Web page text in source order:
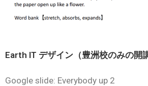
Earth IT デザイン（豊洲校のみの開
Google slide: Everybody up 2